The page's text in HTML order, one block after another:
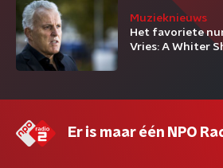
Muzieknieuws
Het favoriete
Vries: A Whiter
Er is maar één NPO